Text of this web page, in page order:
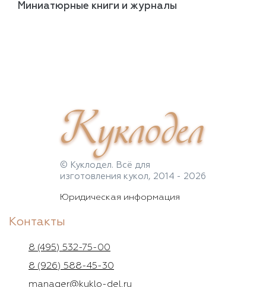
Миниатюрные книги и журналы
Куклодел
© Куклодел. Всё для
изготовления кукол, 2014 - 2026
Юридическая информация
Контакты
8 (495) 532-75-00
8 (926) 588-45-30
manager@kuklo-del.ru